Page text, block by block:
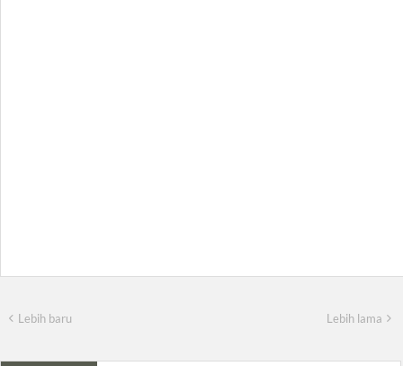
Lebih baru Lebih lama